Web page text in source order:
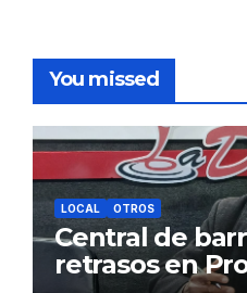
You missed
LOCAL OTROS
Central de
retrasos en